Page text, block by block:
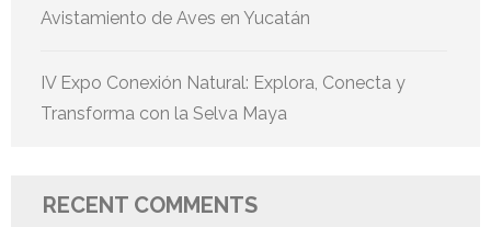
Avistamiento de Aves en Yucatán
IV Expo Conexión Natural: Explora, Conecta y
Transforma con la Selva Maya
RECENT COMMENTS